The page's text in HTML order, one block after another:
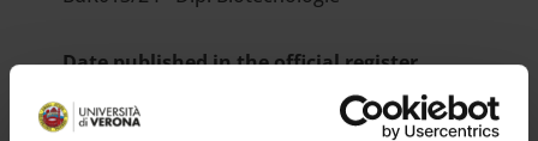
Date published in the official register